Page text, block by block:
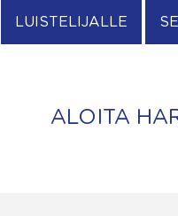
LUISTELIJALLE
ALOITA